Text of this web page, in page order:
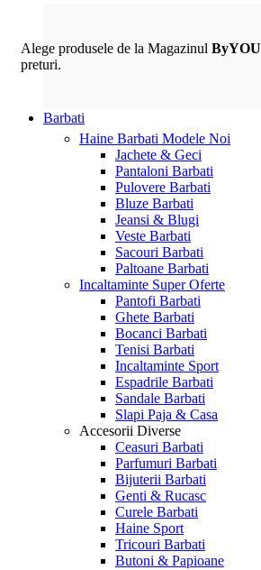
Alege produsele de la Magazinul ByYOU
preturi.
Barbati
Haine Barbati Modele Noi
Jachete & Geci
Pantaloni Barbati
Pulovere Barbati
Bluze Barbati
Jeansi & Blugi
Veste Barbati
Sacouri Barbati
Paltoane Barbati
Incaltaminte Super Oferte
Pantofi Barbati
Ghete Barbati
Bocanci Barbati
Tenisi Barbati
Incaltaminte Sport
Espadrile Barbati
Sandale Barbati
Slapi Paja & Casa
Accesorii Diverse
Ceasuri Barbati
Parfumuri Barbati
Bijuterii Barbati
Genti & Rucasc
Curele Barbati
Haine Sport
Tricouri Barbati
Butoni & Papioane